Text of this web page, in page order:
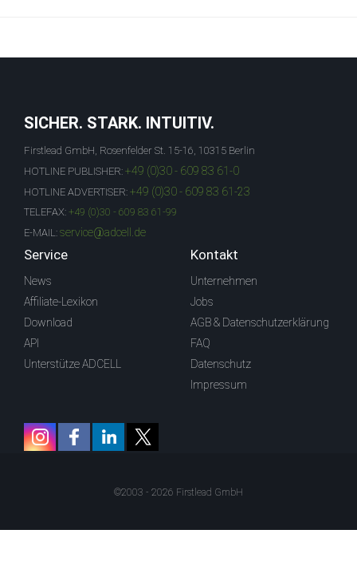
SICHER. STARK. INTUITIV.
Firstlead GmbH, Rosenfelder St. 15-16, 10315 Berlin
HOTLINE PUBLISHER: +49 (0)30 - 609 83 61-0
HOTLINE ADVERTISER: +49 (0)30 - 609 83 61-23
TELEFAX: +49 (0)30 - 609 83 61-99
E-MAIL: service@adcell.de
Service
News
Affiliate-Lexikon
Download
API
Unterstütze ADCELL
Kontakt
Unternehmen
Jobs
AGB & Datenschutzerklärung
FAQ
Datenschutz
Impressum
©2003 - 2026 Firstlead GmbH